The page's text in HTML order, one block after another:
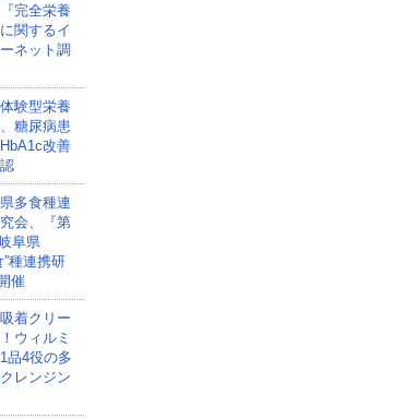
完全栄養
関するイ
ネット調
験型栄養
糖尿病患
改善
多食種連
会、『第
阜県
”種連携研
催
着クリー
ウィルミ
品4役の多
レンジン